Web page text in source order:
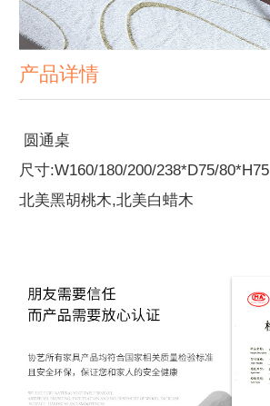
产品详情
圆通桌
尺寸:W160/180/200/238*D75/80*H75
北美黑胡桃木,北美白蜡木